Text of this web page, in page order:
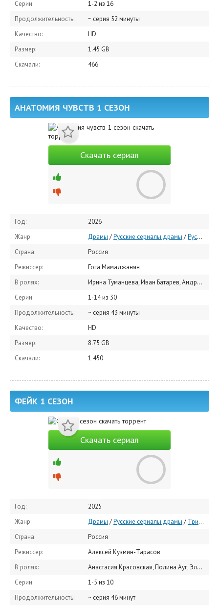
Серии
1-2 из 16
Продолжительность:
~ серия 52 минуты
Качество:
HD
Размер:
1.45 GB
Скачали:
466
АНАТОМИЯ ЧУВСТВ 1 СЕЗОН
Скачать сериал
Год:
2026
Жанр:
Драмы /Русские сериалы драмы /Русские сериалы
Страна:
Россия
Режиссер:
Гога Мамаджанян
В ролях:
Ирина Туманцева, Иван Батарев, Андрей Андреев, Станислав Румянцев, Алиса Кот, Александра Соловьева, Тарас Шевченко, Евгения Ярушникова, Вероника Норина, Александр Грицюк
Серии
1-14 из 30
Продолжительность:
~ серия 43 минуты
Качество:
HD
Размер:
8.75 GB
Скачали:
1 450
ФЕЙК 1 СЕЗОН
Скачать сериал
Год:
2025
Жанр:
Драмы /Русские сериалы драмы / Триллеры
Страна:
Россия
Режиссер:
Алексей Кузмин-Тарасов
В ролях:
Анастасия Красовская, Полина Ауг, Эльдар Калимулин, Василий Михайлов, Татьяна Струженкова, Ольга Хитеева, Дмитрий Моськов, Мирослав Харин, Тимофей Иванов, Анна Осипова
Серии
1-5 из 10
Продолжительность:
~ серия 46 минут